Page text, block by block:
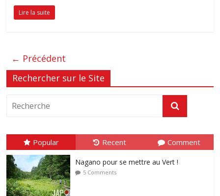
Lire la suite
← Précédent
Rechercher sur le Site
Popular Recent Comment
Nagano pour se mettre au Vert !
5 Comments